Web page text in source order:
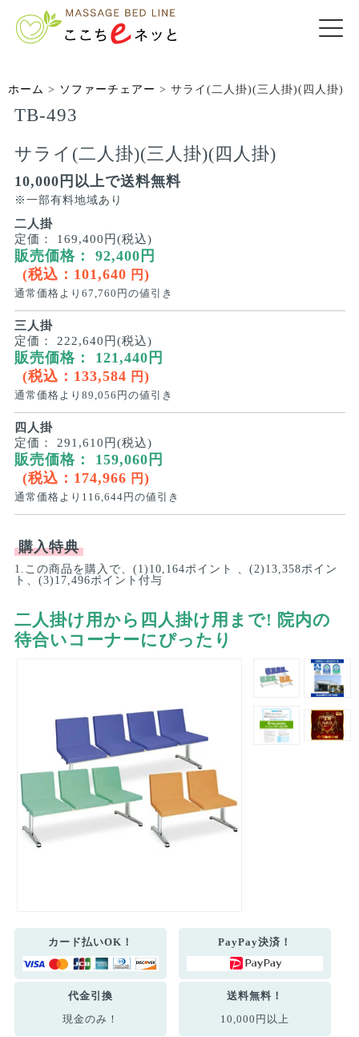
ホーム > ソファーチェアー > サライ(二人掛)(三人掛)(四人掛)
TB-493
サライ(二人掛)(三人掛)(四人掛)
10,000円以上で送料無料
※一部有料地域あり
二人掛
定価：
169,400円(税込)
販売価格： 92,400 円
(税込： 101,640 円 )
通常価格より 67,760 円の値引き
三人掛
定価：
222,640円(税込)
販売価格： 121,440 円
(税込： 133,584 円 )
通常価格より 89,056 円の値引き
四人掛
定価：
291,610円(税込)
販売価格： 159,060 円
(税込： 174,966 円 )
通常価格より 116,644 円の値引き
購入特典
1.この商品を購入で、(1)10,164ポイント 、(2)13,358ポイン
ト、(3)17,496ポイント付与
二人掛け用から四人掛け用まで! 院内の
待合いコーナーにぴったり
カード払いOK！ PayPay決済！
代金引換
現金のみ！
送料無料！
10,000円以上